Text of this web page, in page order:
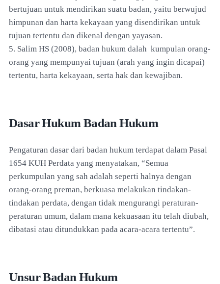
bertujuan untuk mendirikan suatu badan, yaitu berwujud
himpunan dan harta kekayaan yang disendirikan untuk
tujuan tertentu dan dikenal dengan yayasan.
5. Salim HS (2008), badan hukum dalah kumpulan orang-
orang yang mempunyai tujuan (arah yang ingin dicapai)
tertentu, harta kekayaan, serta hak dan kewajiban.
Dasar Hukum Badan Hukum
Pengaturan dasar dari badan hukum terdapat dalam Pasal
1654 KUH Perdata yang menyatakan, “Semua
perkumpulan yang sah adalah seperti halnya dengan
orang-orang preman, berkuasa melakukan tindakan-
tindakan perdata, dengan tidak mengurangi peraturan-
peraturan umum, dalam mana kekuasaan itu telah diubah,
dibatasi atau ditundukkan pada acara-acara tertentu”.
Unsur Badan Hukum